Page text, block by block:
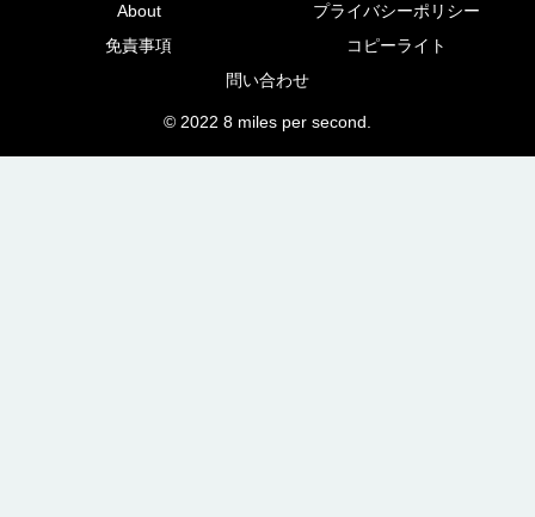
About
プライバシーポリシー
免責事項
コピーライト
問い合わせ
© 2022 8 miles per second.